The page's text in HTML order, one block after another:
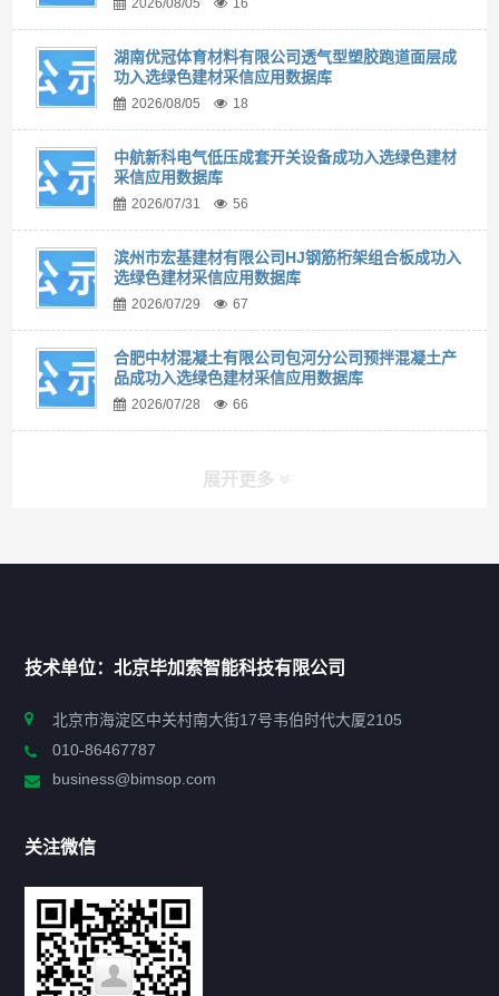
2026/08/05 16
湖南优冠体育材料有限公司透气型塑胶跑道面层成
功入选绿色建材采信应用数据库
2026/08/05 18
中航新科电气低压成套开关设备成功入选绿色建材
采信应用数据库
2026/07/31 56
滨州市宏基建材有限公司HJ钢筋桁架组合板成功入
选绿色建材采信应用数据库
2026/07/29 67
合肥中材混凝土有限公司包河分公司预拌混凝土产
品成功入选绿色建材采信应用数据库
2026/07/28 66
展开更多
政策法规
新闻资讯
工作动态
技术单位：北京毕加索智能科技有限公司
北京市海淀区中关村南大街17号韦伯时代大厦2105
010-86467787
business@bimsop.com
关注微信